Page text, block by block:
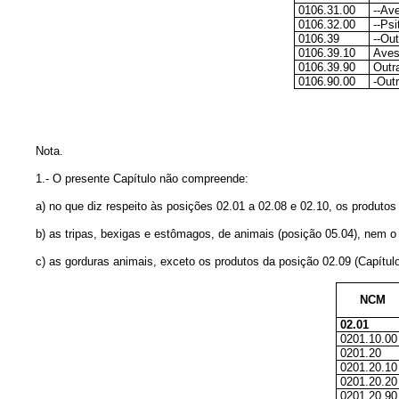
0106.31.00
--
0106.32.00
--
0106.39
--
0106.39.10
0106.39.90
0106.90.00
-
Nota.
1.- O presente Capítulo não compreende:
a) no que diz respeito às posições 02.01 a 02.08 e 02.10, os produtos
b) as tripas, bexigas e estômagos, de animais (posição 05.04), nem o
c) as gorduras animais, exceto os produtos da posição 02.09
NCM
02.01
0201.10.00
0201.20
0201.20.10
0201.20.20
0201.20.90